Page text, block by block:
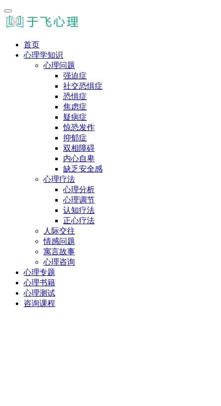
首页
心理学知识
心理问题
强迫症
社交恐惧症
恐惧症
焦虑症
疑病症
惊恐发作
抑郁症
双相障碍
内心自卑
缺乏安全感
心理疗法
心理分析
心理调节
认知疗法
正心疗法
人际交往
情感问题
寓言故事
心理咨询
心理专题
心理书籍
心理测试
咨询课程